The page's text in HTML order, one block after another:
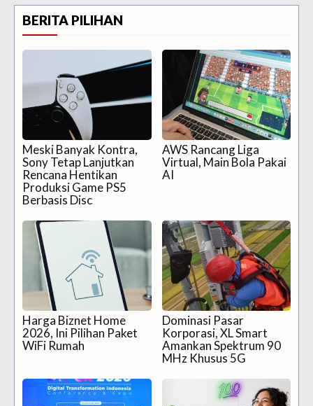
BERITA PILIHAN
Meski Banyak Kontra,
Sony Tetap Lanjutkan
Rencana Hentikan
Produksi Game PS5
Berbasis Disc
AWS Rancang Liga
Virtual, Main Bola Pakai
AI
Harga Biznet Home
2026, Ini Pilihan Paket
WiFi Rumah
Dominasi Pasar
Korporasi, XL Smart
Amankan Spektrum 90
MHz Khusus 5G